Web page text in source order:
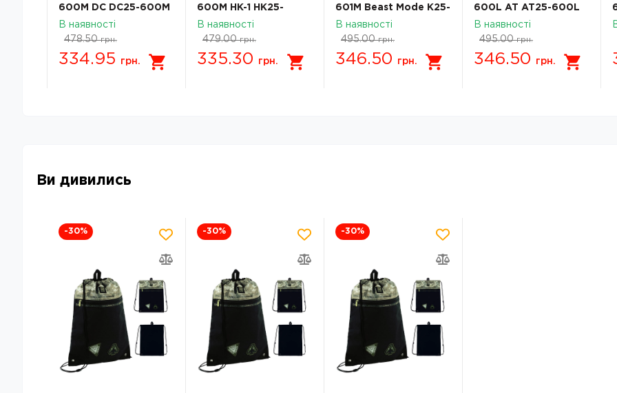
600M DC DC25-600M
В наявності
478.50 грн.
334.95 грн.
600M HK-1 HK25-
600M-1
В наявності
479.00 грн.
335.30 грн.
601M Beast Mode K25-
601M-10
В наявності
495.00 грн.
346.50 грн.
600L AT AT25-600L
В наявності
495.00 грн.
346.50 грн.
Ви дивились
-30% -30% -30%